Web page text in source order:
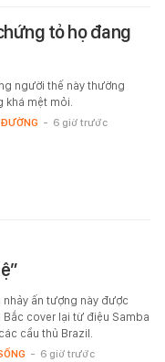
tỏ họ đang
người thế này thường
khá mệt mỏi.
- 6 giờ trước
nhảy ấn tượng này được
Bắc cover lại từ điệu Samba
cầu thủ Brazil.
- 6 giờ trước